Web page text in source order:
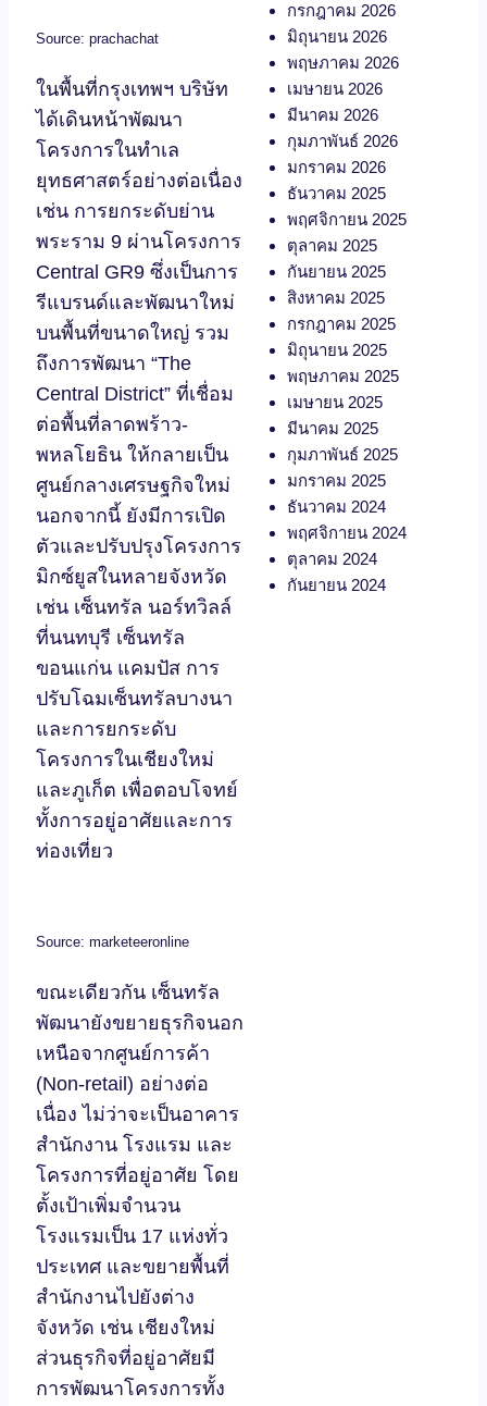
Source: prachachat
ในพื้นที่กรุงเทพฯ บริษัท
ได้เดินหน้าพัฒนา
โครงการในทำเล
ยุทธศาสตร์อย่างต่อเนื่อง
เช่น การยกระดับย่าน
พระราม 9 ผ่านโครงการ
Central GR9 ซึ่งเป็นการ
รีแบรนด์และพัฒนาใหม่
บนพื้นที่ขนาดใหญ่ รวม
ถึงการพัฒนา “The
Central District” ที่เชื่อม
ต่อพื้นที่ลาดพร้าว-
พหลโยธิน ให้กลายเป็น
ศูนย์กลางเศรษฐกิจใหม่
นอกจากนี้ ยังมีการเปิด
ตัวและปรับปรุงโครงการ
มิกซ์ยูสในหลายจังหวัด
เช่น เซ็นทรัล นอร์ทวิลล์
ที่นนทบุรี เซ็นทรัล
ขอนแก่น แคมปัส การ
ปรับโฉมเซ็นทรัลบางนา
และการยกระดับ
โครงการในเชียงใหม่
และภูเก็ต เพื่อตอบโจทย์
ทั้งการอยู่อาศัยและการ
ท่องเที่ยว
Source: marketeeronline
ขณะเดียวกัน เซ็นทรัล
พัฒนายังขยายธุรกิจนอก
เหนือจากศูนย์การค้า
(Non-retail) อย่างต่อ
เนื่อง ไม่ว่าจะเป็นอาคาร
สำนักงาน โรงแรม และ
โครงการที่อยู่อาศัย โดย
ตั้งเป้าเพิ่มจำนวน
โรงแรมเป็น 17 แห่งทั่ว
ประเทศ และขยายพื้นที่
สำนักงานไปยังต่าง
จังหวัด เช่น เชียงใหม่
ส่วนธุรกิจที่อยู่อาศัยมี
การพัฒนาโครงการทั้ง
กรกฎาคม 2026
มิถุนายน 2026
พฤษภาคม 2026
เมษายน 2026
มีนาคม 2026
กุมภาพันธ์ 2026
มกราคม 2026
ธันวาคม 2025
พฤศจิกายน 2025
ตุลาคม 2025
กันยายน 2025
สิงหาคม 2025
กรกฎาคม 2025
มิถุนายน 2025
พฤษภาคม 2025
เมษายน 2025
มีนาคม 2025
กุมภาพันธ์ 2025
มกราคม 2025
ธันวาคม 2024
พฤศจิกายน 2024
ตุลาคม 2024
กันยายน 2024